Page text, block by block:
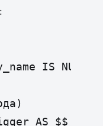
IS NULL;
AS $$